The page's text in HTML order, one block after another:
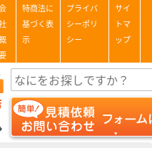
特商法に
基づく表
示
プライバ
シーポリ
シー
サイ
トマ
ップ